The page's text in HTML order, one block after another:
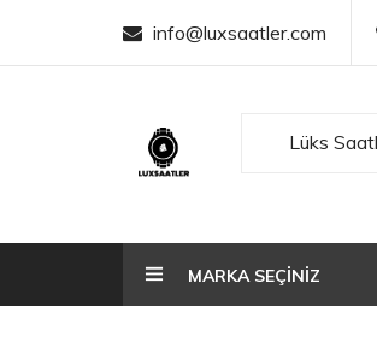
info@luxsaatler.com
Lüks
MARKA SEÇİNİZ